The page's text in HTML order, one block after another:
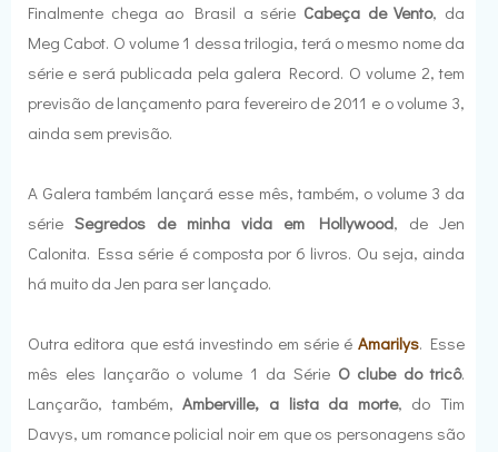
Finalmente chega ao Brasil a série Cabeça de Vento, da
Meg Cabot. O volume 1 dessa trilogia, terá o mesmo nome da
série e será publicada pela galera Record. O volume 2, tem
previsão de lançamento para fevereiro de 2011 e o volume 3,
ainda sem previsão.
A Galera também lançará esse mês, também, o volume 3 da
série Segredos de minha vida em Hollywood, de Jen
Calonita. Essa série é composta por 6 livros. Ou seja, ainda
há muito da Jen para ser lançado.
Outra editora que está investindo em série é Amarilys. Esse
mês eles lançarão o volume 1 da Série O clube do tricô.
Lançarão, também,Amberville, a lista da morte, do Tim
Davys, um romance policial noir em que os personagens são